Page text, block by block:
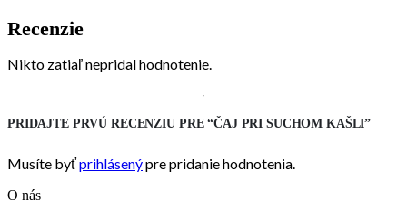
Recenzie
Nikto zatiaľ nepridal hodnotenie.
PRIDAJTE PRVÚ RECENZIU PRE “ČAJ PRI SUCHOM KAŠLI”
Musíte byťprihlásenýpre pridanie hodnotenia.
O nás